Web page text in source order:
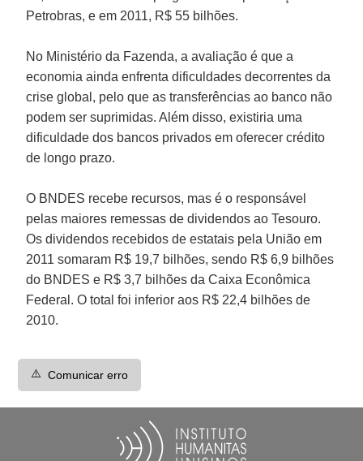
Petrobras, e em 2011, R$ 55 bilhões.
No Ministério da Fazenda, a avaliação é que a
economia ainda enfrenta dificuldades decorrentes da
crise global, pelo que as transferências ao banco não
podem ser suprimidas. Além disso, existiria uma
dificuldade dos bancos privados em oferecer crédito
de longo prazo.
O BNDES recebe recursos, mas é o responsável
pelas maiores remessas de dividendos ao Tesouro.
Os dividendos recebidos de estatais pela União em
2011 somaram R$ 19,7 bilhões, sendo R$ 6,9 bilhões
do BNDES e R$ 3,7 bilhões da Caixa Econômica
Federal. O total foi inferior aos R$ 22,4 bilhões de
2010.
⚠️ Comunicar erro